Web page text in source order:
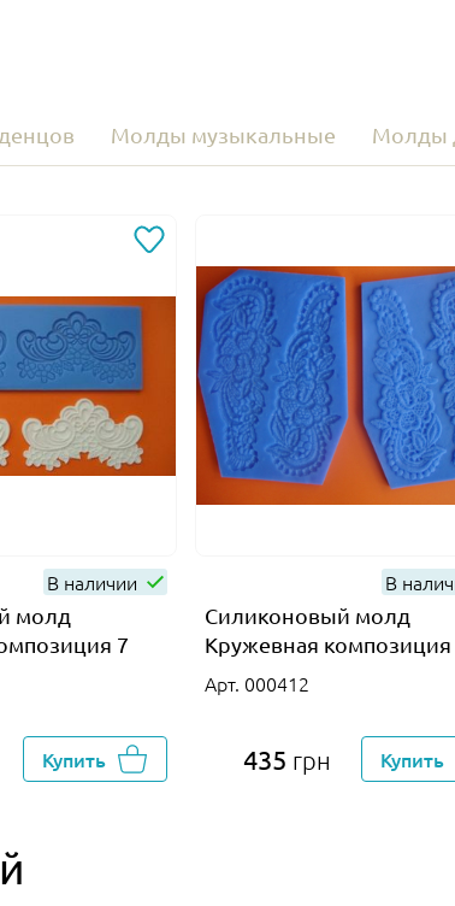
Молды музыкальные Молды
В наличии
молд
7
Купить
В
Силиконовый молд
Кружевная композиция
Арт. 000412
435 грн Купить